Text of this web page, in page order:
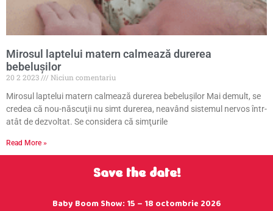
Mirosul laptelui matern calmează durerea
bebeluşilor
20 2 2023
Niciun comentariu
Mirosul laptelui matern calmează durerea bebeluşilor Mai demult, se
credea că nou-născuţii nu simt durerea, neavând sistemul nervos într-
atât de dezvoltat. Se considera că simţurile
Read More »
Save the date!
Baby Boom Show: 15 – 18 octombrie 2026